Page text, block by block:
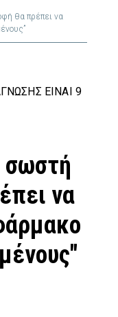
θα πρέπει να
ΕΊΝΑΙ 9
σωστή
να